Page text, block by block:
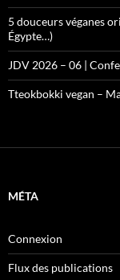
5 douceurs véganes
Égypte…)
JDV 2026 – 06 |
Tteokbokki vegan –
MÉTA
Connexion
Flux des publications